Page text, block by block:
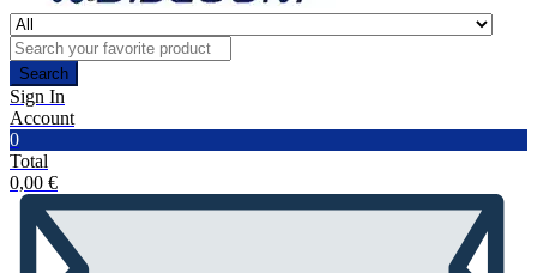
Search
Sign In
Account
0
Total
0,00 €